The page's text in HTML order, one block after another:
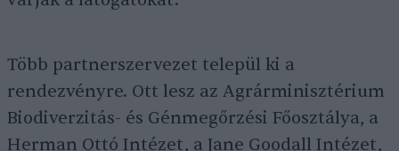
Több partnerszervezet települ ki a
rendezvényre. Ott lesz az Agrárminisztérium
Biodiverzitás- és Génmegőrzési Főosztálya, a
Herman Ottó Intézet, a Jane Goodall Intézet,